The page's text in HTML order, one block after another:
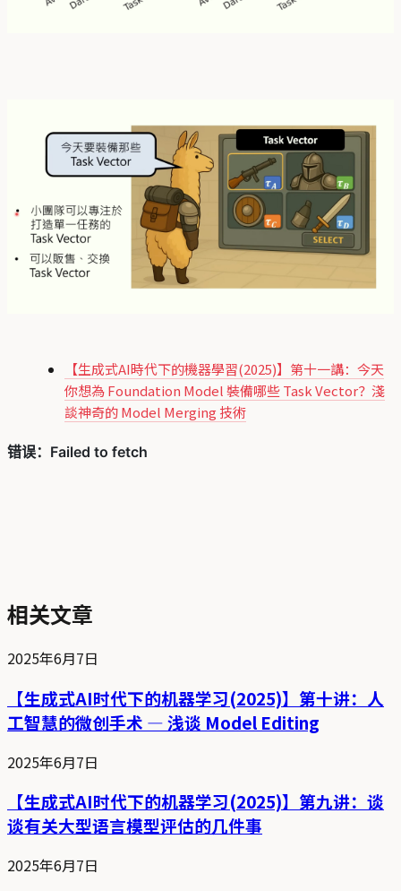
【生成式AI時代下的機器學習(2025)】第十一講：今天
你想為 Foundation Model 裝備哪些 Task Vector？淺
談神奇的 Model Merging 技術
相关文章
2025年6月7日
【生成式AI时代下的机器学习(2025)】第十讲：人
工智慧的微创手术 — 浅谈 Model Editing
2025年6月7日
【生成式AI时代下的机器学习(2025)】第九讲：谈
谈有关大型语言模型评估的几件事
2025年6月7日